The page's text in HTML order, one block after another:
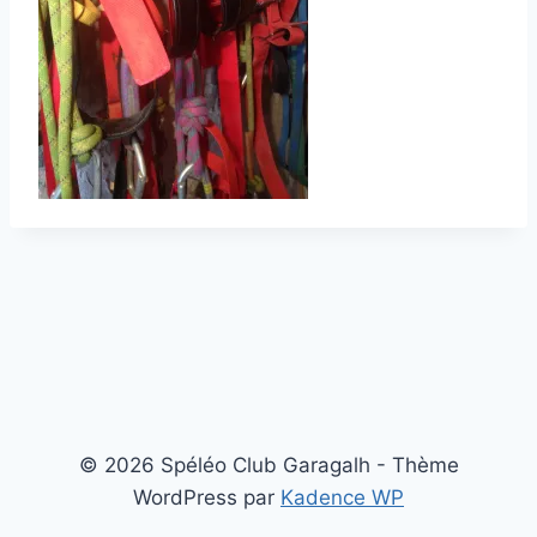
© 2026 Spéléo Club Garagalh - Thème
WordPress par Kadence WP